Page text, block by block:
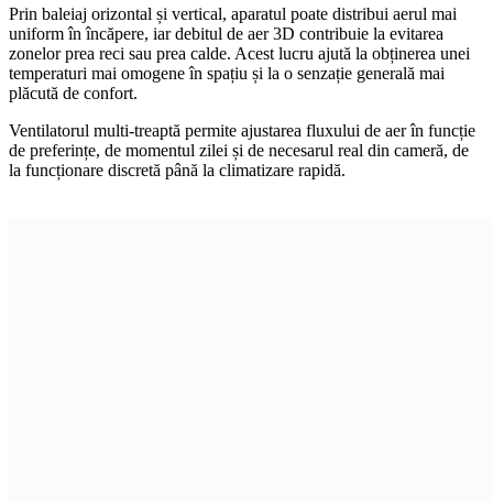
Prin baleiaj orizontal și vertical, aparatul poate distribui aerul mai
uniform în încăpere, iar debitul de aer 3D contribuie la evitarea
zonelor prea reci sau prea calde. Acest lucru ajută la obținerea unei
temperaturi mai omogene în spațiu și la o senzație generală mai
plăcută de confort.
Ventilatorul multi-treaptă permite ajustarea fluxului de aer în funcție
de preferințe, de momentul zilei și de necesarul real din cameră, de
la funcționare discretă până la climatizare rapidă.